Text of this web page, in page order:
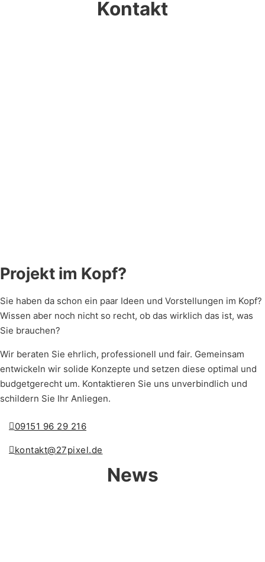
Kontakt
Projekt im Kopf?
Sie haben da schon ein paar Ideen und Vorstellungen im Kopf?
Wissen aber noch nicht so recht, ob das wirklich das ist, was
Sie brauchen?
Wir beraten Sie ehrlich, professionell und fair. Gemeinsam
entwickeln wir solide Konzepte und setzen diese optimal und
budgetgerecht um. Kontaktieren Sie uns unverbindlich und
schildern Sie Ihr Anliegen.
09151 96 29 216
kontakt@27pixel.de
News